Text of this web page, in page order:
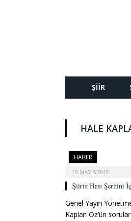
ŞIIR
HALE
HABER
10 MAYIS 2018
Şiirin Hası Şerhini
Genel Yayın
Kaplan Öz’ün